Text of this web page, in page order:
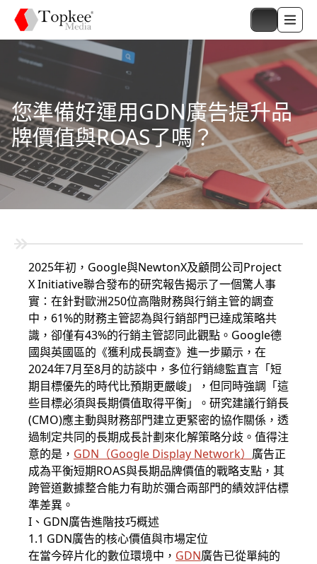
您準備好運用GDN廣告提升品
牌價值與ROAS了嗎？
2025年初，Google與NewtonX及顧問公司Project
X Initiative聯合發布的研究報告揭示了一個驚人事
實：在針對歐洲250位高階財務與行銷主管的調查
中，61%的財務主管認為與行銷部門已達成策略共
識，卻僅有43%的行銷主管認同此觀點。Google德
國與英國區的《獲利成長調查》進一步顯示，在
2024年7月至8月的訪談中，多位行銷總監直言「短
期目標優先的時代比預期更嚴峻」，但同時強調「這
些目標必須與長期價值取得平衡」。研究建議行銷長
(CMO)應主動與財務部門建立更緊密的協作關係，透
過制定共同的長期成長計劃來化解策略分歧。值得注
意的是， GDN （Google Display Network） 廣告正
成為平衡短期ROAS與長期品牌價值的戰略支點，其
跨管道數據整合能力有助於彌合兩部門的績效評估標
準差異。
I、 GDN廣告進階技巧概述
1.1 GDN廣告的核心價值與市場定位
在當今碎片化的數位環境中， GDN廣告已從單純的